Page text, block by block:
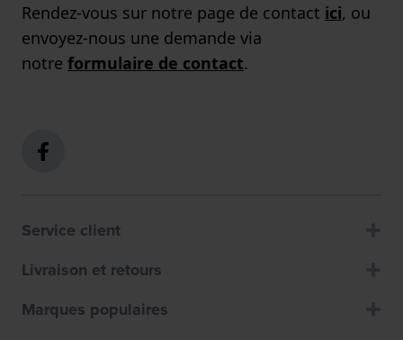
Rendez-vous sur notre page de contact ici, ou
envoyez-nous une demande via
notre formulaire de contact.
Service client
Livraison et retours
Marques populaires